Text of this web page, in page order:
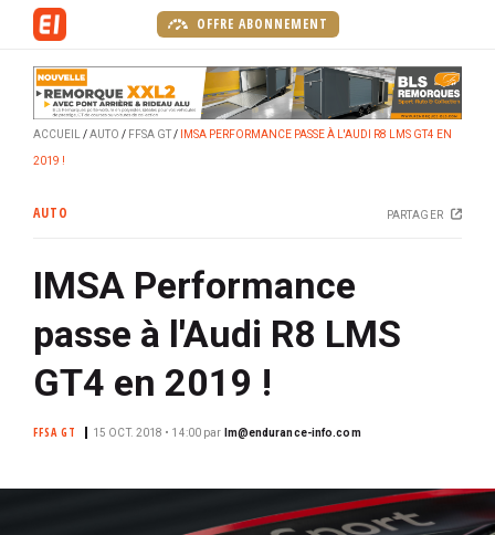
c
OFFRE ABONNEMENT
ACCUEIL AUTO FFSA GT IMSA PERFORMANCE PASSE À L'AUDI R8 LMS GT4 EN
2019 !
AUTO PARTAGER
IMSA Performance
passe à l'Audi R8 LMS
GT4 en 2019 !
FFSA GT 15 OCT. 2018 • 14:00 par lm@endurance-info.com